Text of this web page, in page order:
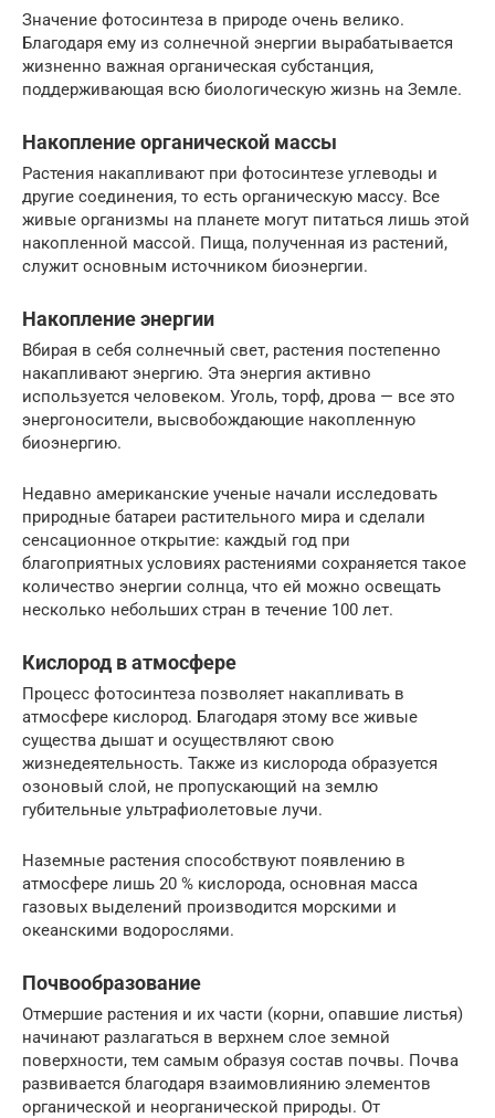
Значение фотосинтеза в природе очень велико.
Благодаря ему из солнечной энергии вырабатывается
жизненно важная органическая субстанция,
поддерживающая всю биологическую жизнь на Земле.
Накопление органической массы
Растения накапливают при фотосинтезе углеводы и
другие соединения, то есть органическую массу. Все
живые организмы на планете могут питаться лишь этой
накопленной массой. Пища, полученная из растений,
служит основным источником биоэнергии.
Накопление энергии
Вбирая в себя солнечный свет, растения постепенно
накапливают энергию. Эта энергия активно
используется человеком. Уголь, торф, дрова — все это
энергоносители, высвобождающие накопленную
биоэнергию.
Недавно американские ученые начали исследовать
природные батареи растительного мира и сделали
сенсационное открытие: каждый год при
благоприятных условиях растениями сохраняется такое
количество энергии солнца, что ей можно освещать
несколько небольших стран в течение 100 лет.
Кислород в атмосфере
Процесс фотосинтеза позволяет накапливать в
атмосфере кислород. Благодаря этому все живые
существа дышат и осуществляют свою
жизнедеятельность. Также из кислорода образуется
озоновый слой, не пропускающий на землю
губительные ультрафиолетовые лучи.
Наземные растения способствуют появлению в
атмосфере лишь 20 % кислорода, основная масса
газовых выделений производится морскими и
океанскими водорослями.
Почвообразование
Отмершие растения и их части (корни, опавшие листья)
начинают разлагаться в верхнем слое земной
поверхности, тем самым образуя состав почвы. Почва
развивается благодаря взаимовлиянию элементов
органической и неорганической природы. От